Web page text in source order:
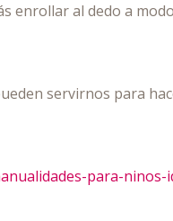
al dedo a
servirnos para
para-ninos-